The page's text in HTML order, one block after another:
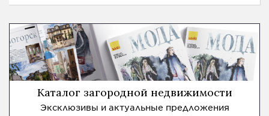
Каталог загородной недвижимости
Эксклюзивы и актуальные предложения